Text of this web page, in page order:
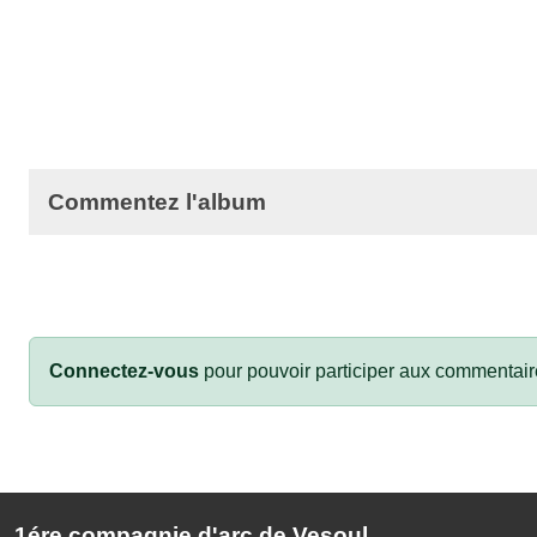
Commentez l'album
Connectez-vous pour pouvoir participer aux